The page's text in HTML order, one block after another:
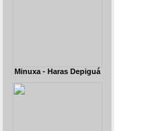
Minuxa - Haras Depiguá